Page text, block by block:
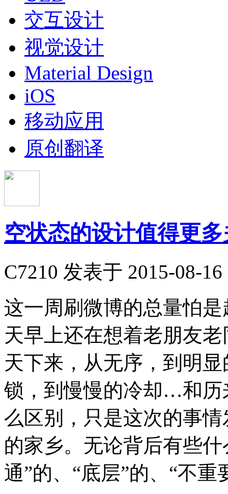
交互设计
视觉设计
Material Design
iOS
移动应用
原创翻译
空状态的设计值得更
C7210 发表于 2015-08-16
这一周刷微博的总量怕
天早上还在想着老朋友
天下来，从无序，到明
锁，到慢慢的冷却…和历
么区别，只是这次的事
的家乡。无论背后有些
通”的、“底层”的、“不重